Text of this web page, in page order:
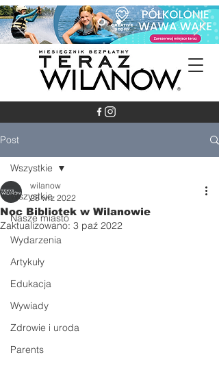
Post
Wszystkie
Nasze miasto
Wydarzenia
Artykuły
Edukacja
Wywiady
Zdrowie i uroda
Parents
Wszystkie
Noc Bibliotek w Wilanowie
wilanow
28 wrz 2022
Zaktualizowano: 3 paź 2022